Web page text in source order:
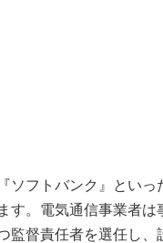
ソフトバンク』とい
す。電気通信事業者
監督責任者を選任し